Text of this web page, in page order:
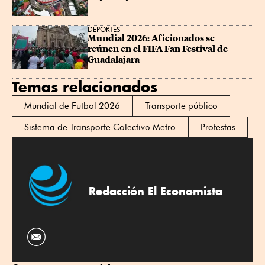
DEPORTES
Mundial 2026: Aficionados se
reúnen en el FIFA Fan Festival de
Guadalajara
Temas relacionados
Mundial de Futbol 2026
Transporte público
Sistema de Transporte Colectivo Metro
Protestas
Redacción El Economista